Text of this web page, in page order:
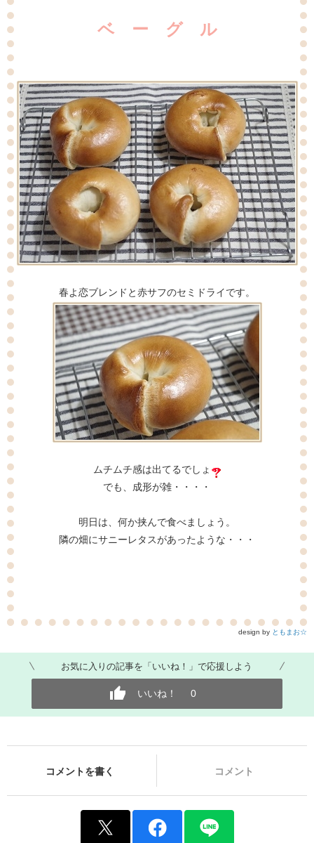
ベ ー グ ル
春よ恋ブレンドと赤サフのセミドライです。
ムチムチ感は出てるでしょ
でも、成形が雑・・・・
明日は、何か挟んで食べましょう。
隣の畑にサニーレタスがあったような・・・
design by ともまお☆
お気に入りの記事を「いいね！」で応援しよう
いいね！ 0
コメントを書く コメント